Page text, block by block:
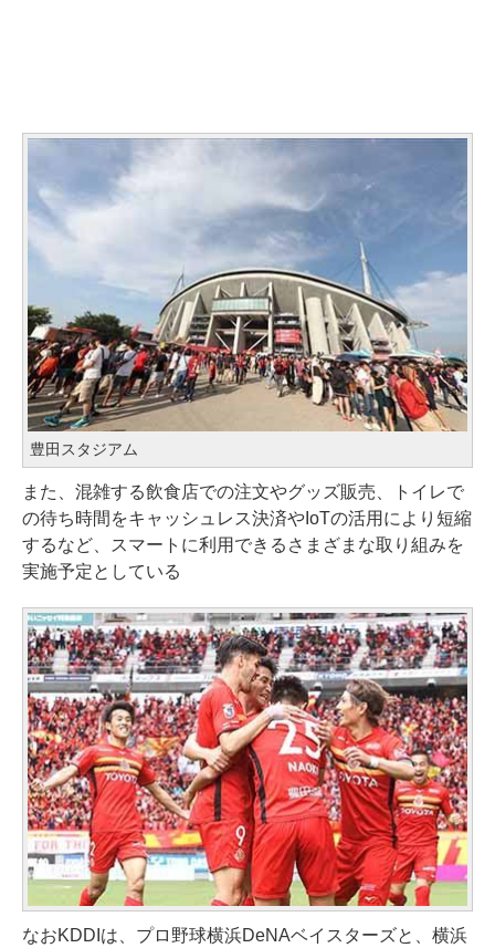
豊田スタジアム
また、混雑する飲食店での注文やグッズ販売、トイレで
の待ち時間をキャッシュレス決済やIoTの活用により短縮
するなど、スマートに利用できるさまざまな取り組みを
実施予定としている
なおKDDIは、プロ野球横浜DeNAベイスターズと、横浜